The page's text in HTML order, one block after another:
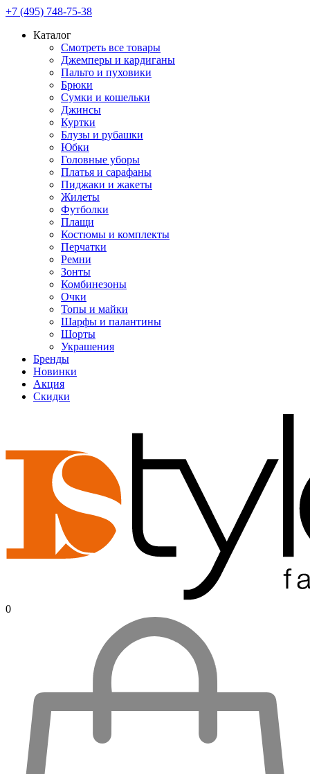
+7 (495) 748-75-38
Каталог
Смотреть все товары
Джемперы и кардиганы
Пальто и пуховики
Брюки
Сумки и кошельки
Джинсы
Куртки
Блузы и рубашки
Юбки
Головные уборы
Платья и сарафаны
Пиджаки и жакеты
Жилеты
Футболки
Плащи
Костюмы и комплекты
Перчатки
Ремни
Зонты
Комбинезоны
Очки
Топы и майки
Шарфы и палантины
Шорты
Украшения
Бренды
Новинки
Акция
Скидки
0